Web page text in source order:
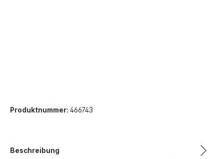
Produktnummer: 466743
Beschreibung